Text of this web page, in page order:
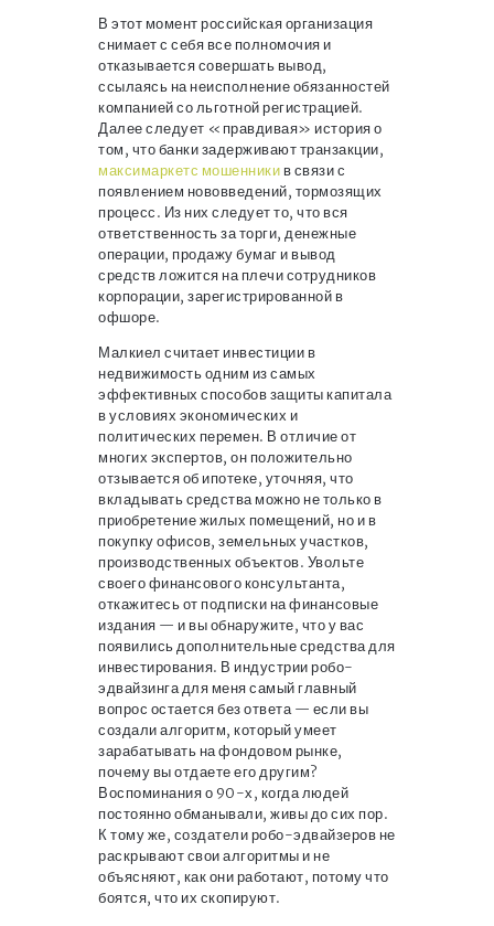
В этот момент российская организация
снимает с себя все полномочия и
отказывается совершать вывод,
ссылаясь на неисполнение обязанностей
компанией со льготной регистрацией.
Далее следует «правдивая» история о
том, что банки задерживают транзакции,
максимаркетс мошенники в связи с
появлением нововведений, тормозящих
процесс. Из них следует то, что вся
ответственность за торги, денежные
операции, продажу бумаг и вывод
средств ложится на плечи сотрудников
корпорации, зарегистрированной в
офшоре.
Малкиел считает инвестиции в
недвижимость одним из самых
эффективных способов защиты капитала
в условиях экономических и
политических перемен. В отличие от
многих экспертов, он положительно
отзывается об ипотеке, уточняя, что
вкладывать средства можно не только в
приобретение жилых помещений, но и в
покупку офисов, земельных участков,
производственных объектов. Увольте
своего финансового консультанта,
откажитесь от подписки на финансовые
издания — и вы обнаружите, что у вас
появились дополнительные средства для
инвестирования. В индустрии робо-
эдвайзинга для меня самый главный
вопрос остается без ответа — если вы
создали алгоритм, который умеет
зарабатывать на фондовом рынке,
почему вы отдаете его другим?
Воспоминания о 90-х, когда людей
постоянно обманывали, живы до сих пор.
К тому же, создатели робо-эдвайзеров не
раскрывают свои алгоритмы и не
объясняют, как они работают, потому что
боятся, что их скопируют.